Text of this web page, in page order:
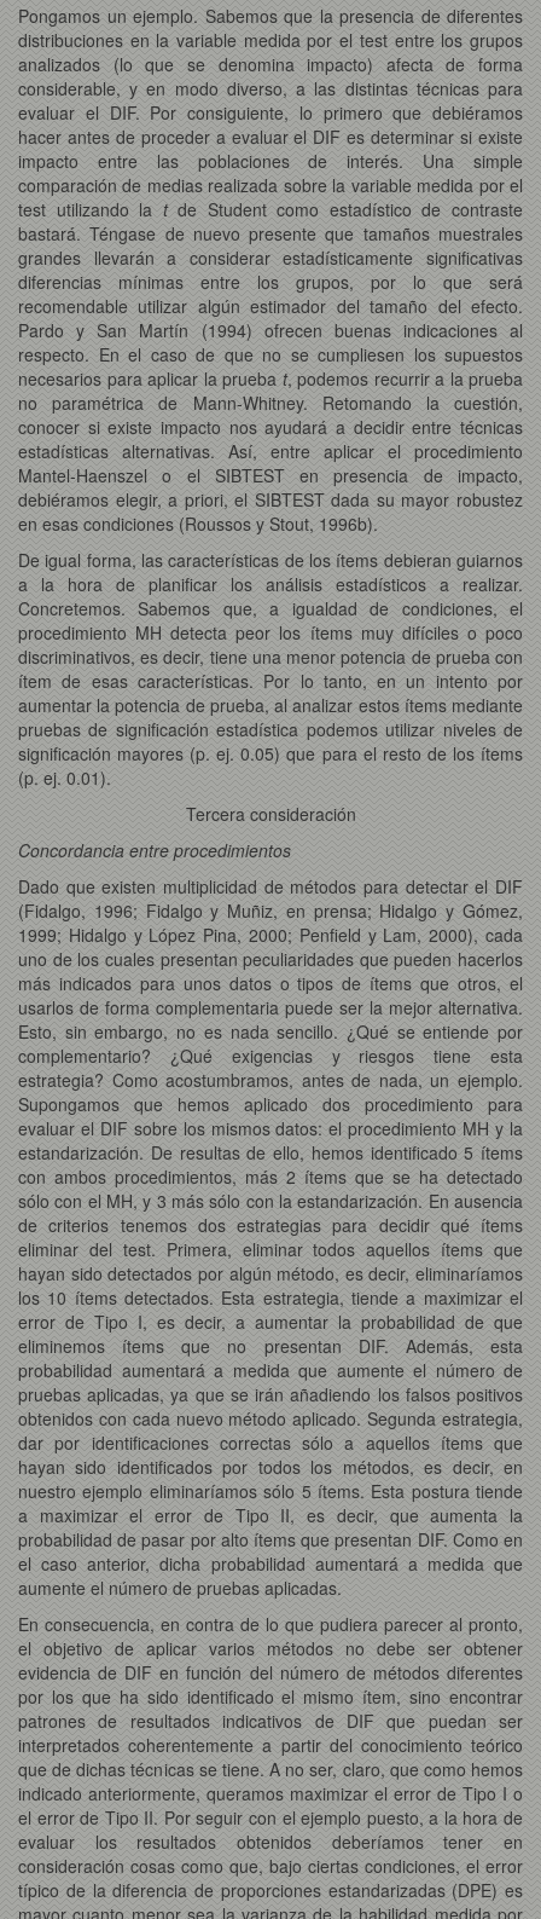
Pongamos un ejemplo. Sabemos que la presencia de diferentes
distribuciones en la variable medida por el test entre los grupos
analizados (lo que se denomina impacto) afecta de forma
considerable, y en modo diverso, a las distintas técnicas para
evaluar el DIF. Por consiguiente, lo primero que debiéramos
hacer antes de proceder a evaluar el DIF es determinar si existe
impacto entre las poblaciones de interés. Una simple
comparación de medias realizada sobre la variable medida por el
test utilizando la tde Student como estadístico de contraste
bastará. Téngase de nuevo presente que tamaños muestrales
grandes llevarán a considerar estadísticamente significativas
diferencias mínimas entre los grupos, por lo que será
recomendable utilizar algún estimador del tamaño del efecto.
Pardo y San Martín (1994) ofrecen buenas indicaciones al
respecto. En el caso de que no se cumpliesen los supuestos
necesarios para aplicar la prueba t, podemos recurrir a la prueba
no paramétrica de Mann-Whitney. Retomando la cuestión,
conocer si existe impacto nos ayudará a decidir entre técnicas
estadísticas alternativas. Así, entre aplicar el procedimiento
Mantel-Haenszel o el SIBTEST en presencia de impacto,
debiéramos elegir, a priori, el SIBTEST dada su mayor robustez
en esas condiciones (Roussos y Stout, 1996b).
De igual forma, las características de los ítems debieran guiarnos
a la hora de planificar los análisis estadísticos a realizar.
Concretemos. Sabemos que, a igualdad de condiciones, el
procedimiento MH detecta peor los ítems muy difíciles o poco
discriminativos, es decir, tiene una menor potencia de prueba con
ítem de esas características. Por lo tanto, en un intento por
aumentar la potencia de prueba, al analizar estos ítems mediante
pruebas de significación estadística podemos utilizar niveles de
significación mayores (p. ej. 0.05) que para el resto de los ítems
(p. ej. 0.01).
Tercera consideración
Concordancia entre procedimientos
Dado que existen multiplicidad de métodos para detectar el DIF
(Fidalgo, 1996; Fidalgo y Muñiz, en prensa; Hidalgo y Gómez,
1999; Hidalgo y López Pina, 2000; Penfield y Lam, 2000), cada
uno de los cuales presentan peculiaridades que pueden hacerlos
más indicados para unos datos o tipos de ítems que otros, el
usarlos de forma complementaria puede ser la mejor alternativa.
Esto, sin embargo, no es nada sencillo. ¿Qué se entiende por
complementario? ¿Qué exigencias y riesgos tiene esta
estrategia? Como acostumbramos, antes de nada, un ejemplo.
Supongamos que hemos aplicado dos procedimiento para
evaluar el DIF sobre los mismos datos: el procedimiento MH y la
estandarización. De resultas de ello, hemos identificado 5 ítems
con ambos procedimientos, más 2 ítems que se ha detectado
sólo con el MH, y 3 más sólo con la estandarización. En ausencia
de criterios tenemos dos estrategias para decidir qué ítems
eliminar del test. Primera, eliminar todos aquellos ítems que
hayan sido detectados por algún método, es decir, eliminaríamos
los 10 ítems detectados. Esta estrategia, tiende a maximizar el
error de Tipo I, es decir, a aumentar la probabilidad de que
eliminemos ítems que no presentan DIF. Además, esta
probabilidad aumentará a medida que aumente el número de
pruebas aplicadas, ya que se irán añadiendo los falsos positivos
obtenidos con cada nuevo método aplicado. Segunda estrategia,
dar por identificaciones correctas sólo a aquellos ítems que
hayan sido identificados por todos los métodos, es decir, en
nuestro ejemplo eliminaríamos sólo 5 ítems. Esta postura tiende
a maximizar el error de Tipo II, es decir, que aumenta la
probabilidad de pasar por alto ítems que presentan DIF. Como en
el caso anterior, dicha probabilidad aumentará a medida que
aumente el número de pruebas aplicadas.
En consecuencia, en contra de lo que pudiera parecer al pronto,
el objetivo de aplicar varios métodos no debe ser obtener
evidencia de DIF en función del número de métodos diferentes
por los que ha sido identificado el mismo ítem, sino encontrar
patrones de resultados indicativos de DIF que puedan ser
interpretados coherentemente a partir del conocimiento teórico
que de dichas técnicas se tiene. A no ser, claro, que como hemos
indicado anteriormente, queramos maximizar el error de Tipo I o
el error de Tipo II. Por seguir con el ejemplo puesto, a la hora de
evaluar los resultados obtenidos deberíamos tener en
consideración cosas como que, bajo ciertas condiciones, el error
típico de la diferencia de proporciones estandarizadas (DPE) es
mayor cuanto menor sea la varianza de la habilidad medida por